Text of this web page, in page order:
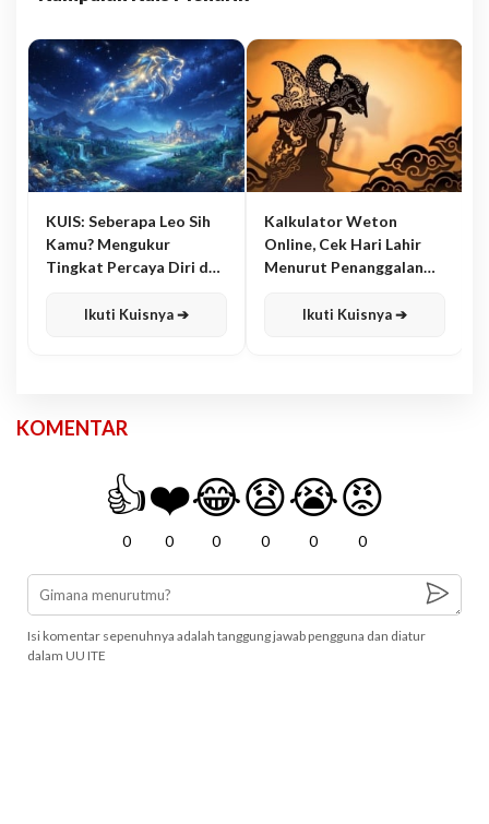
KUIS: Seberapa Leo Sih
Kamu? Mengukur
Tingkat Percaya Diri dan
Ikuti Kuisnya ➔
Kalkulator Weton
Online, Cek Hari Lahir
Menurut Penanggalan
Ikuti Kuisnya ➔
KOMENTAR
👍
0
❤️
0
😂
0
😧
0
😭
0
😡
0
Isi komentar sepenuhnya adalah tanggung jawab pengguna dan diatur
dalam UU ITE